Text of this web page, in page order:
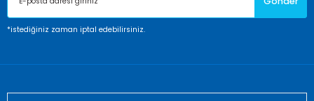
Ürün bilgilerinde hatalar bulunuyor.
*istediğiniz zaman iptal edebilirsiniz.